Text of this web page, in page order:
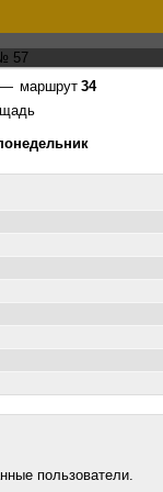
— маршрут 34
пользователи.